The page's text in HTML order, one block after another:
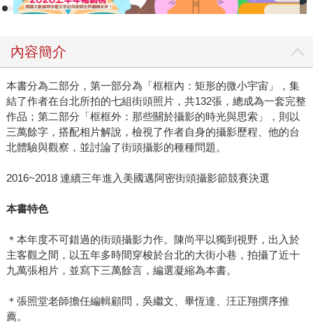
內容簡介
本書分為二部分，第一部分為「框框內：矩形的微小宇宙」，集
結了作者在台北所拍的七組街頭照片，共132張，總成為一套完整
作品；第二部分「框框外：那些關於攝影的時光與思索」，則以
三萬餘字，搭配相片解說，檢視了作者自身的攝影歷程、他的台
北體驗與觀察，並討論了街頭攝影的種種問題。
2016~2018 連續三年進入美國邁阿密街頭攝影節競賽決選
本書特色
＊本年度不可錯過的街頭攝影力作。陳尚平以獨到視野，出入於
主客觀之間，以五年多時間穿梭於台北的大街小巷，拍攝了近十
九萬張相片，並寫下三萬餘言，編選凝縮為本書。
＊張照堂老師擔任編輯顧問，吳繼文、畢恆達、汪正翔撰序推
薦。